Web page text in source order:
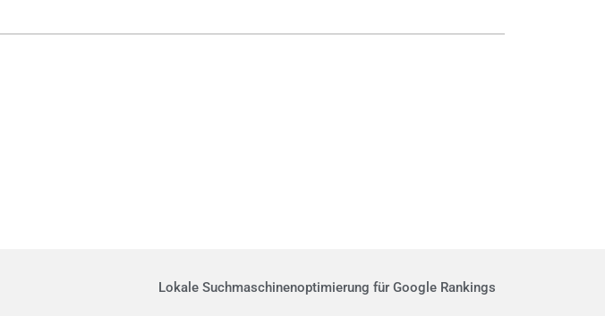
Lokale Suchmaschinenoptimierung für Google Rankings